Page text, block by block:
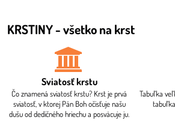
KRSTINY - všetko na krst
Sviatosť krstu
Čo znamená sviatosť krstu? Krst je prvá
sviatosť, v ktorej Pán Boh očisťuje našu
dušu od dedičného hriechu a posväcuje ju.
Tabuľka